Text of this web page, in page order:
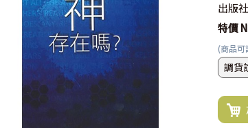
出版
特價
(商品可
調貨